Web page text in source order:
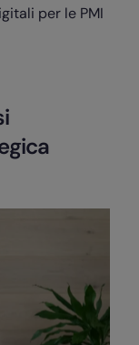
per le PMI